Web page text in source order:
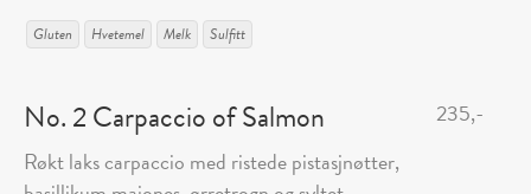
Gluten Hvetemel Melk Sulfitt
No. 2 Carpaccio of Salmon
Røkt laks carpaccio med ristede pistasjnøtter,
235,-